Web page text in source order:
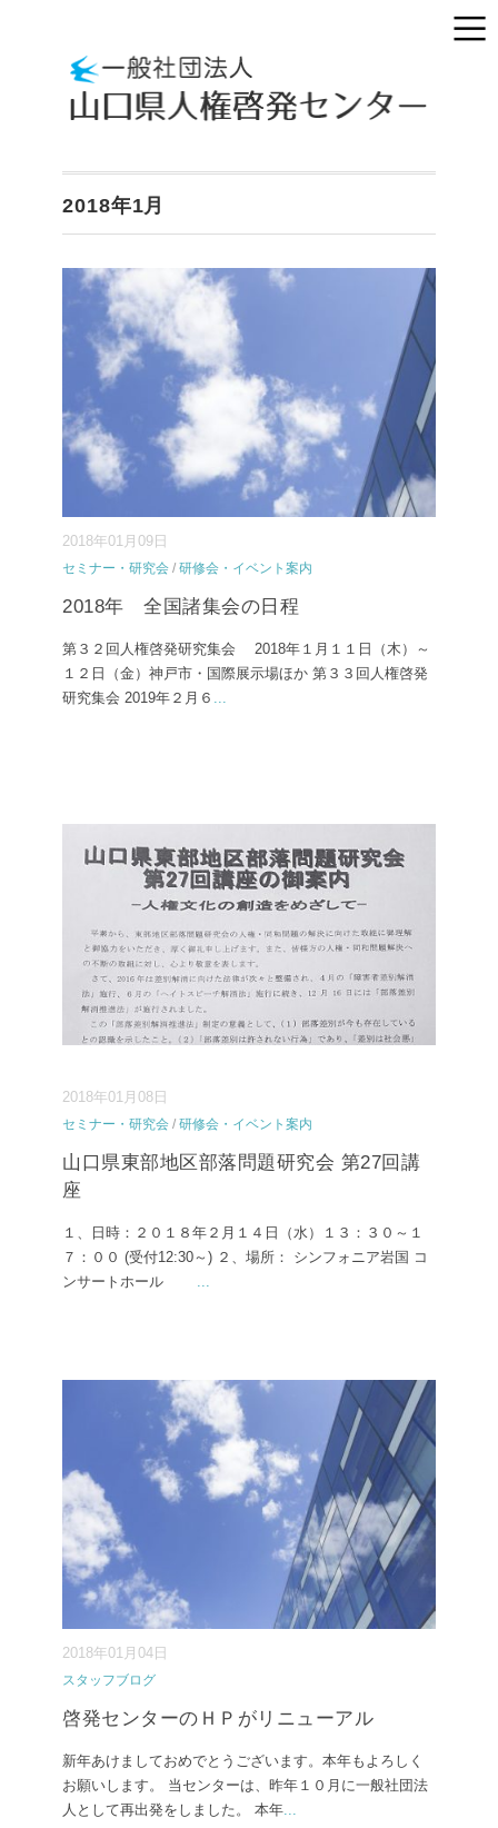
2018年1月
2018年01月09日
セミナー・研究会 / 研修会・イベント案内
2018年 全国諸集会の日程
第３２回人権啓発研究集会 2018年１月１１日（木）～
１２日（金）神戸市・国際展示場ほか 第３３回人権啓発
研究集会 2019年２月６
2018年01月08日
セミナー・研究会 / 研修会・イベント案内
山口県東部地区部落問題研究会 第27回講
座
１、日時：２０１８年２月１４日（水）１３：３０～１
７：００ (受付12:30～) ２、場所： シンフォニア岩国 コ
ンサートホール
2018年01月04日
スタッフブログ
啓発センターのＨＰがリニューアル
新年あけましておめでとうございます。本年もよろしく
お願いします。 当センターは、昨年１０月に一般社団法
人として再出発をしました。 本年